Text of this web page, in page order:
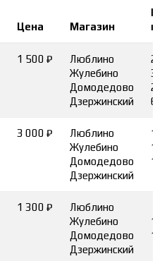
Цена Магазин
1 500 ₽
Люблино
Жулебино
Домодедово
Дзержинский
2
3
2
6
3 000 ₽
Люблино
Жулебино
Домодедово
Дзержинский
1
1
1
1 300 ₽
Люблино
Жулебино
Домодедово
Дзержинский
1
1